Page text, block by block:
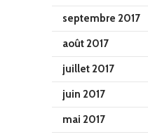
septembre 2017
août 2017
juillet 2017
juin 2017
mai 2017